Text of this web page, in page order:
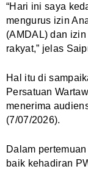
“Hari ini saya
mengurus izin
(AMDAL) dan
rakyat,” jelas
Hal itu di
Persatuan
menerima
(7/07/2026).
Dalam
baik kehadiran